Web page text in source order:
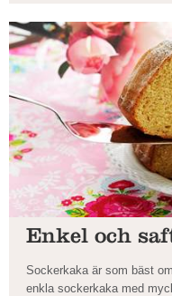
Enkel och
Sockerkaka är som bäst
enkla sockerkaka med